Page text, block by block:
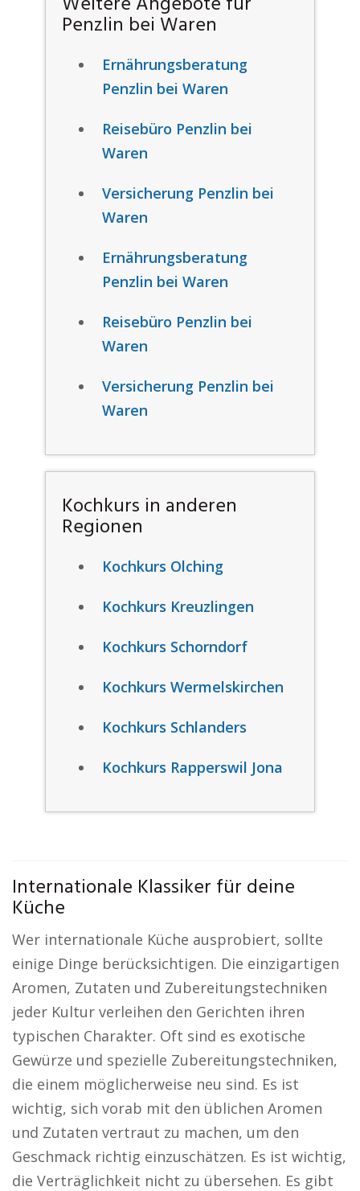
Penzlin bei Waren
Ernährungsberatung
Penzlin bei Waren
Reisebüro Penzlin bei
Waren
Versicherung Penzlin bei
Waren
Ernährungsberatung
Penzlin bei Waren
Reisebüro Penzlin bei
Waren
Versicherung Penzlin bei
Waren
Kochkurs in anderen
Regionen
Kochkurs Olching
Kochkurs Kreuzlingen
Kochkurs Schorndorf
Kochkurs Wermelskirchen
Kochkurs Schlanders
Kochkurs Rapperswil Jona
Internationale Klassiker für deine
Küche
Wer internationale Küche ausprobiert, sollte
einige Dinge berücksichtigen. Die einzigartigen
Aromen, Zutaten und Zubereitungstechniken
jeder Kultur verleihen den Gerichten ihren
typischen Charakter. Oft sind es exotische
Gewürze und spezielle Zubereitungstechniken,
die einem möglicherweise neu sind. Es ist
wichtig, sich vorab mit den üblichen Aromen
und Zutaten vertraut zu machen, um den
Geschmack richtig einzuschätzen. Es ist wichtig,
die Verträglichkeit nicht zu übersehen. Es gibt